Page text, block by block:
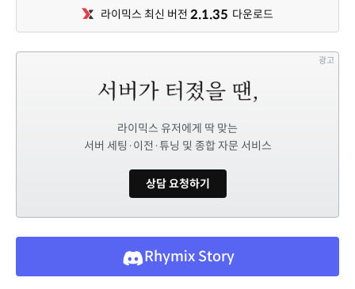
라이믹스 최신 버전 2.1.35 다운로드
광고
라이믹스 유저에게 딱 맞는
서버 세팅·이전·튜닝 및 종합 자문 서비스
상담 요청하기
Rhymix Story